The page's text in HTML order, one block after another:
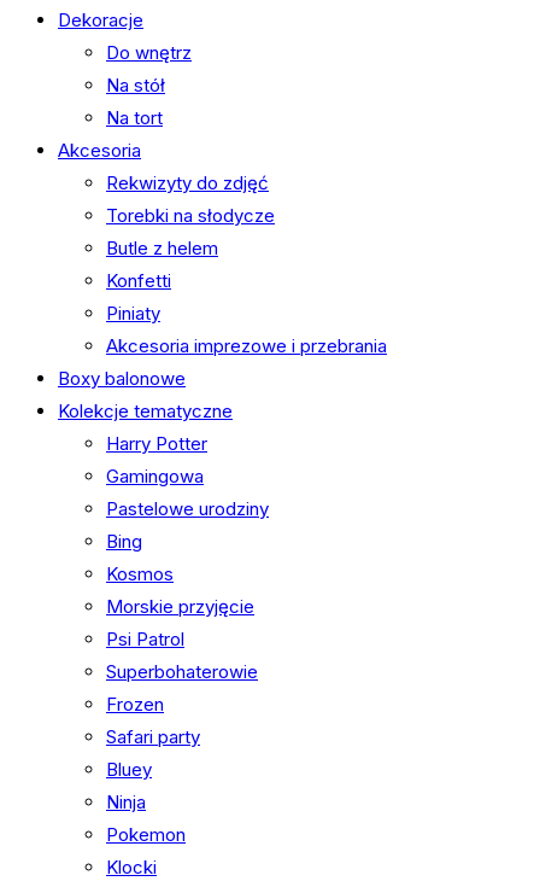
Dekoracje
Do wnętrz
Na stół
Na tort
Akcesoria
Rekwizyty do zdjęć
Torebki na słodycze
Butle z helem
Konfetti
Piniaty
Akcesoria imprezowe i przebrania
Boxy balonowe
Kolekcje tematyczne
Harry Potter
Gamingowa
Pastelowe urodziny
Bing
Kosmos
Morskie przyjęcie
Psi Patrol
Superbohaterowie
Frozen
Safari party
Bluey
Ninja
Pokemon
Klocki